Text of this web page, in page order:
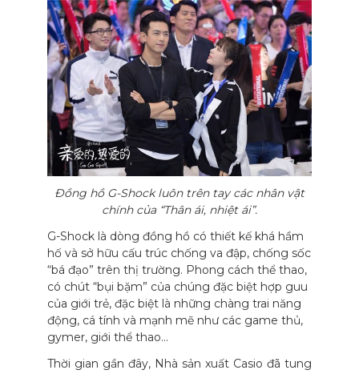
Đồng hồ G-Shock luôn trên tay các nhân vật
chính của “Thân ái, nhiệt ái”.
G-Shock là dòng đồng hồ có thiết kế khá hầm
hố và sở hữu cấu trúc chống va đập, chống sốc
“bá đạo” trên thị trường. Phong cách thể thao,
có chút “bụi bặm” của chúng đặc biệt hợp guu
của giới trẻ, đặc biệt là những chàng trai năng
động, cá tính và mạnh mẽ như các game thủ,
gymer, giới thể thao…
Thời gian gần đây, Nhà sản xuất Casio đã tung